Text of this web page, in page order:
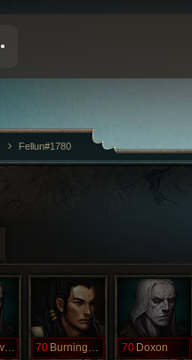
BoneSweat 70 BurningDeath 70 Doxon
Fellun#1780